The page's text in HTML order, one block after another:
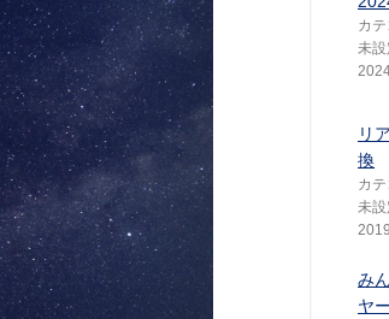
カ
未設
リ
換
カ
未設
み
ヤ